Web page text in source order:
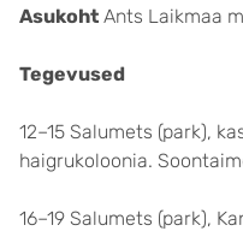
Asukoht Ants Laikmaa
Tegevused
12–15 Salumets (park),
haigrukoloonia.
16–19 Salumets (park),